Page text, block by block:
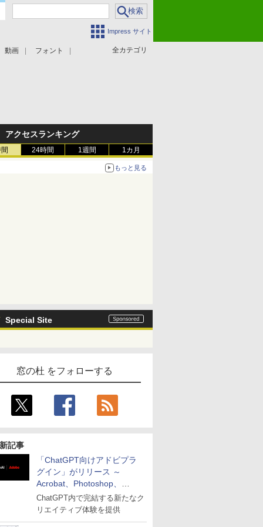
Impress サイト
全カテゴリ
動画 フォント
アクセスランキング
24時間 1週間 1カ月
もっと見る
Special Site
窓の杜 をフォローする
記事
「ChatGPT向けアドビプラ
グイン」がリリース ～
Acrobat、Photoshop、
Premiereなどの機能を1つの
プラグインに統合
ChatGPT内で完結する新たなク
リエイティブ体験を提供